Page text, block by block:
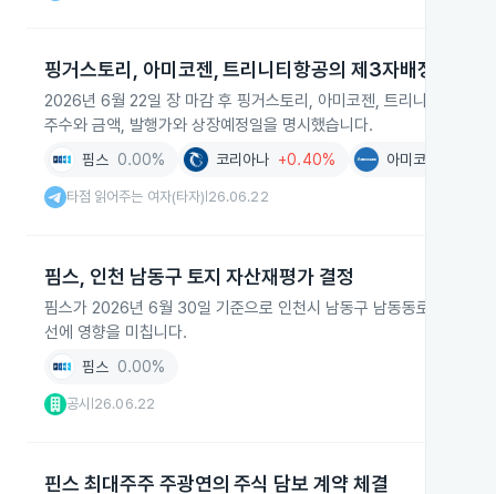
핑거스토리, 아미코젠, 트리니티항공의 제3자배정 유상
2026년 6월 22일 장 마감 후 핑거스토리, 아미코젠, 트리니티항공이
주수와 금액, 발행가와 상장예정일을 명시했습니다.
핌스 0.00% 코리아나 +0.40% 아미코젠
타점 읽어주는 여자(타자) 26.06.22
핌스, 인천 남동구 토지 자산재평가 결정
핌스가 2026년 6월 30일 기준으로 인천시 남동구 남동동로 138번
선에 영향을 미칩니다.
핌스 0.00%
공시 26.06.22
핀스 최대주주 주광연의 주식 담보 계약 체결